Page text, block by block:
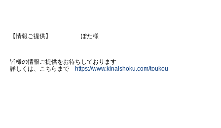
【情報ご提供】 ぽた様
皆様の情報ご提供をお待ちしております
詳しくは、こちらまで https://www.kinaishoku.com/toukou